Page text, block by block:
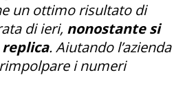
un ottimo risultato di
di ieri, nonostante si
. Aiutando l’azienda
i numeri